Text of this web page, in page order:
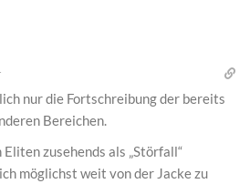
nur die Fortschreibung der bereits
Bereichen.
zusehends als „Störfall“
möglichst weit von der Jacke zu